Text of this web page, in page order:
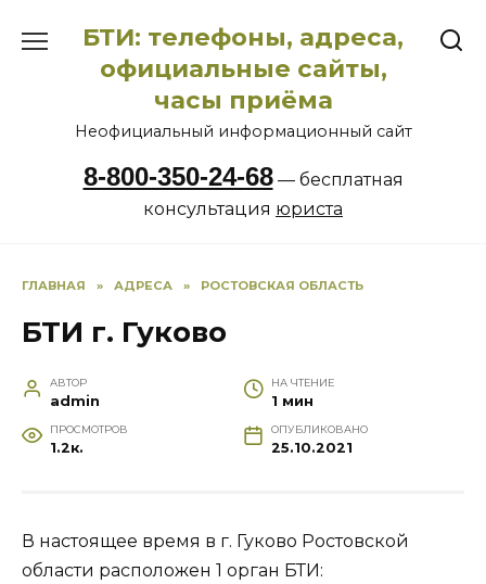
содержанию
БТИ: телефоны, адреса,
официальные сайты,
часы приёма
Неофициальный информационный сайт
8-800-350-24-68— бесплатная
консультация юриста
ГЛАВНАЯ » АДРЕСА » РОСТОВСКАЯ ОБЛАСТЬ
БТИ г. Гуково
АВТОР
admin
НА ЧТЕНИЕ
1 мин
ПРОСМОТРОВ
1.2к.
ОПУБЛИКОВАНО
25.10.2021
В настоящее время в г. Гуково Ростовской
области расположен 1 орган БТИ: